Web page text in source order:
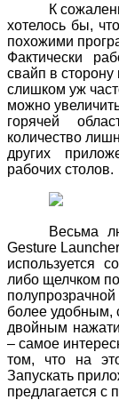
К
хотелось бы,
похожими
Фактически
свайп в сторону
слишком уж
можно
горячей
количество
других
рабочих столов.
Весьма
Gesture Launcher
используется
либо щелчком
более удобным,
двойным
– самое
том, что на
Запускать
предлагается с